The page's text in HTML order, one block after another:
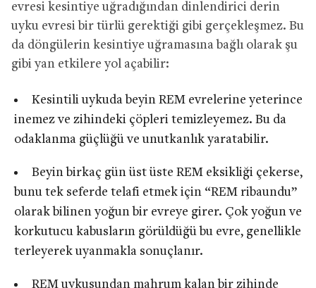
evresi kesintiye uğradığından dinlendirici derin
uyku evresi bir türlü gerektiği gibi gerçekleşmez. Bu
da döngülerin kesintiye uğramasına bağlı olarak şu
gibi yan etkilere yol açabilir:
Kesintili uykuda beyin REM evrelerine yeterince
inemez ve zihindeki çöpleri temizleyemez. Bu da
odaklanma güçlüğü ve unutkanlık yaratabilir.
Beyin birkaç gün üst üste REM eksikliği çekerse,
bunu tek seferde telafi etmek için “REM ribaundu”
olarak bilinen yoğun bir evreye girer. Çok yoğun ve
korkutucu kabusların görüldüğü bu evre, genellikle
terleyerek uyanmakla sonuçlanır.
REM uykusundan mahrum kalan bir zihinde